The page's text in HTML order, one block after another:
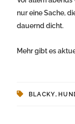
nur eine Sache,
dauernd dicht.
Mehr gibt es
BLACKY,